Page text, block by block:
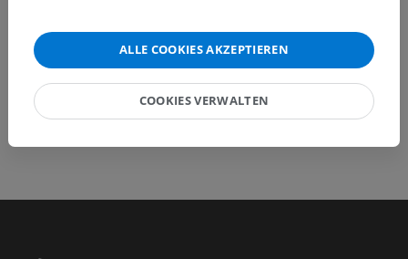
ALLE COOKIES AKZEPTIEREN
COOKIES VERWALTEN